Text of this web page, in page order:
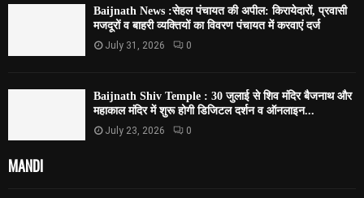
Baijnath News :सेहल पंचायत की अपील: किरायेदारों, प्रवासी
मजदूरों व बाहरी व्यक्तियों का विवरण पंचायत में करवाएं दर्ज
July 31, 2026 0
Baijnath Shiv Temple : 30 जुलाई से शिव मंदिर बैजनाथ और
महाकाल मंदिर में शुरू होगी डिजिटल दर्शन व ऑनलाइन...
July 23, 2026 0
MANDI